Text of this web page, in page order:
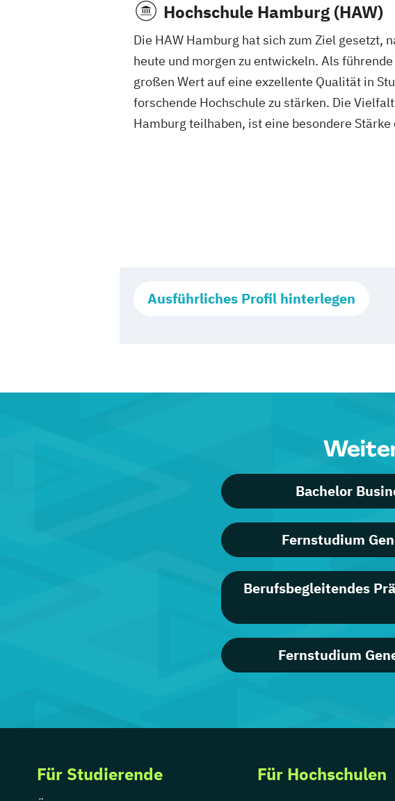
Hochschule Hamburg (HAW)
Die HAW Hamburg hat sich zum Ziel
heute und morgen zu entwickeln. Als
großen Wert auf eine exzellente Qualität in
forschende Hochschule zu stärken. Die
Hamburg teilhaben, ist eine besondere
Ausführliches Profil hinterlegen
Bachelor
Fernstudium
Berufsbegleitendes
Fernstudium
Für Studierende Für Hochschulen